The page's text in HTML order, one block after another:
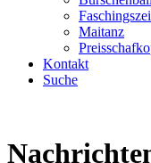
Maitanz
Kontakt
Suche